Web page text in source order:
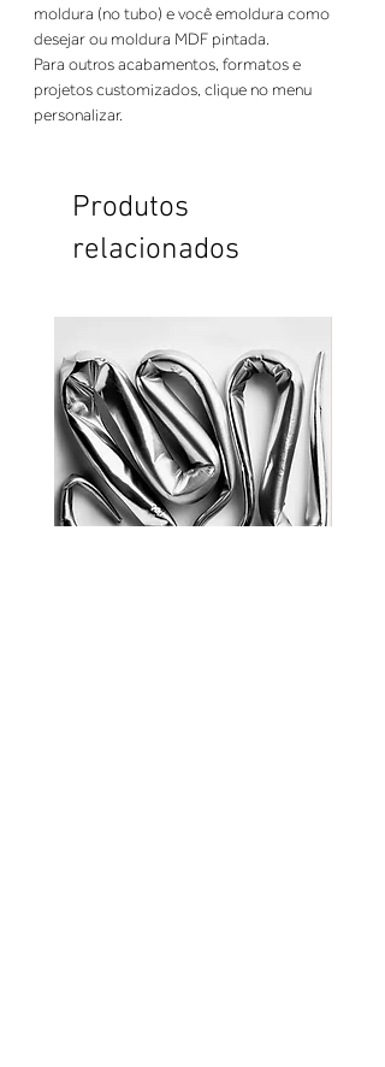
moldura (no tubo) e você emoldura como
desejar ou moldura MDF pintada.
Para outros acabamentos, formatos e
projetos customizados, clique no menu
personalizar.
Produtos
relacionados